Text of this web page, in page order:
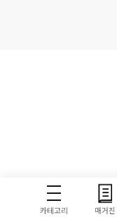
카테고리 매거진